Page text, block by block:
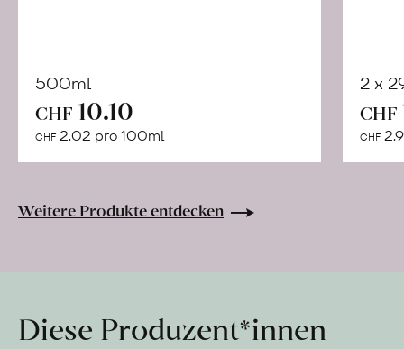
500ml
CHF 10.10
CHF 2.02 pro 100ml
Warenkorb
2 x
CHF
CHF
Weitere Produkte entdecken
Diese Produzent*innen